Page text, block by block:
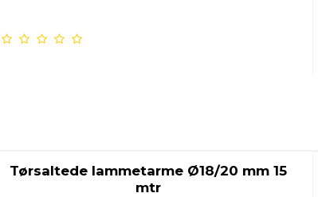
Tørsaltede lammetarme Ø18/20 mm 15
mtr